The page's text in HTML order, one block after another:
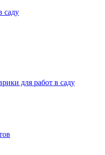
саду
для работ в саду